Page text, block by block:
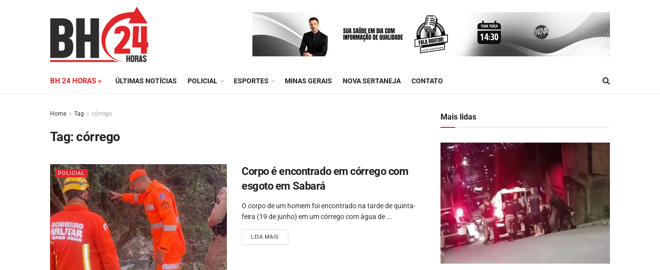
BH 24 HORAS » ÚLTIMAS NOTÍCIAS POLICIAL ESPORTES MINAS GERAIS NOVA SERTANEJA CONTATO
Home Tag córrego
Tag:córrego
POLICIAL
Corpo é encontrado em córrego com
esgoto em Sabará
O corpo de um homem foi encontrado na tarde de quinta-
feira (19 de junho) em um córrego com água de ...
LEIA MAIS
Mais lidas